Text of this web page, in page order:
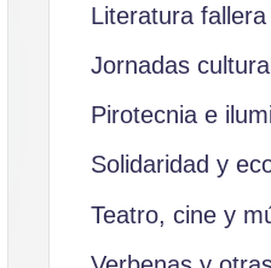
Literatura fallera
Jornadas
Pirotecnia e
Solidaridad y
Teatro, cine y